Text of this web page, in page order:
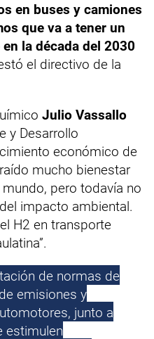
en buses y camiones
que va a tener un
la década del 2030
el directivo de la
Julio Vassallo
y Desarrollo
económico de
mucho bienestar
pero todavía no
impacto ambiental.
H2 en transporte
de normas de
emisiones y
junto a
estimulen